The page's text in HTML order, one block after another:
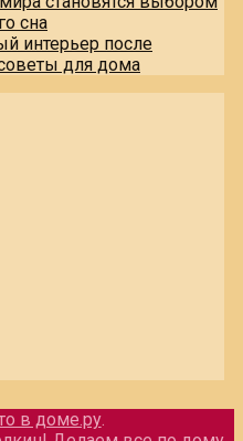
сна
интерьер после
для дома
в доме.ру.